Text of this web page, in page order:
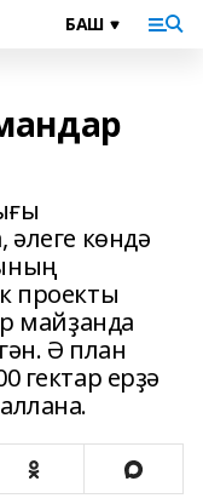
әлеге көндә
проекты
майҙанда
Ә план
гектар ерҙә